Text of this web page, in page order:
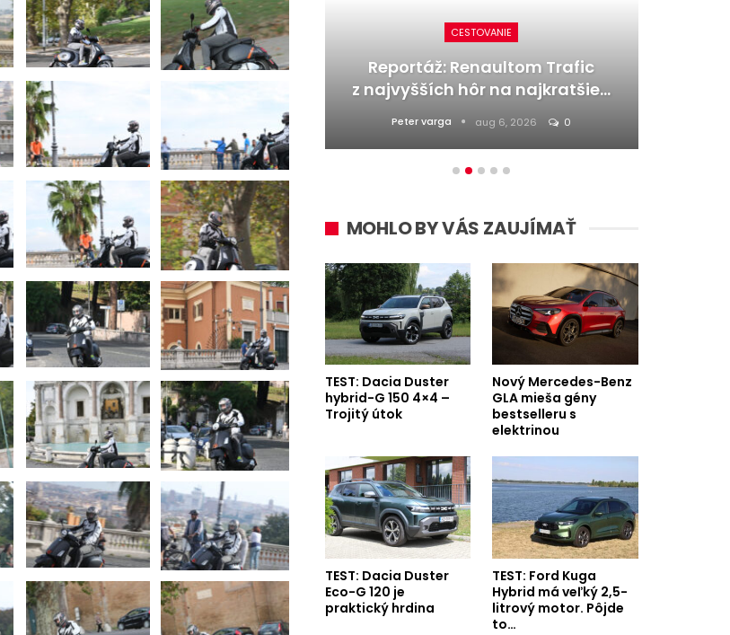
AUTO TESTY
TEST: Dacia Duster hybrid-G 150
4×4 – Trojitý útok
Daniel Balucha
CESTOVANIE
Reportáž: Renaultom Trafic
z najvyšších hôr na najkratšie…
Peter varga aug 6, 2026 0
MOHLO BY VÁS ZAUJÍMAŤ
TEST: Dacia Duster
hybrid-G 150 4×4 –
Trojitý útok
Nový Mercedes-Benz
GLA mieša gény
bestselleru s
elektrinou
TEST: Dacia Duster
Eco-G 120 je
praktický hrdina
TEST: Ford Kuga
Hybrid má veľký 2,5-
litrový motor. Pôjde
to…